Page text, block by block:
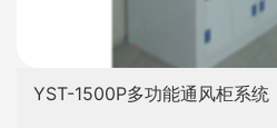
YST-1500P多功能通风柜系统